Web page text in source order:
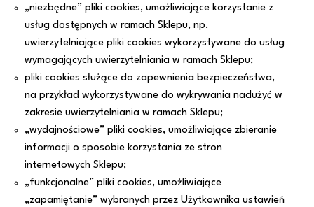
„niezbędne” pliki cookies, umożliwiające korzystanie z
usług dostępnych w ramach Sklepu, np.
uwierzytelniające pliki cookies wykorzystywane do usług
wymagających uwierzytelniania w ramach Sklepu;
pliki cookies służące do zapewnienia bezpieczeństwa,
na przykład wykorzystywane do wykrywania nadużyć w
zakresie uwierzytelniania w ramach Sklepu;
„wydajnościowe” pliki cookies, umożliwiające zbieranie
informacji o sposobie korzystania ze stron
internetowych Sklepu;
„funkcjonalne” pliki cookies, umożliwiające
„zapamiętanie” wybranych przez Użytkownika ustawień